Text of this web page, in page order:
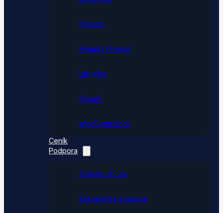
Shoptet
Shoptet Premium
Upgates
Shopify
WooCommerce
Ceník
Podpora
Znalostní báze
Zákaznická podpora